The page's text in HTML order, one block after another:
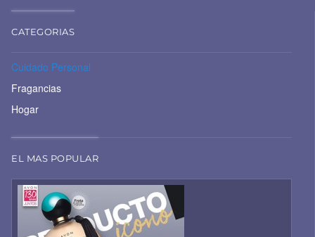
CATEGORIAS
Cuidado Personal
Fragancias
Hogar
EL MAS POPULAR